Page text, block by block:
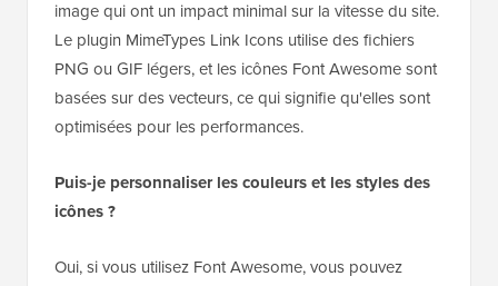
image qui ont un impact minimal sur la vitesse du site.
Le plugin MimeTypes Link Icons utilise des fichiers
PNG ou GIF légers, et les icônes Font Awesome sont
basées sur des vecteurs, ce qui signifie qu'elles sont
optimisées pour les performances.
Puis-je personnaliser les couleurs et les styles des
icônes ?
Oui, si vous utilisez Font Awesome, vous pouvez